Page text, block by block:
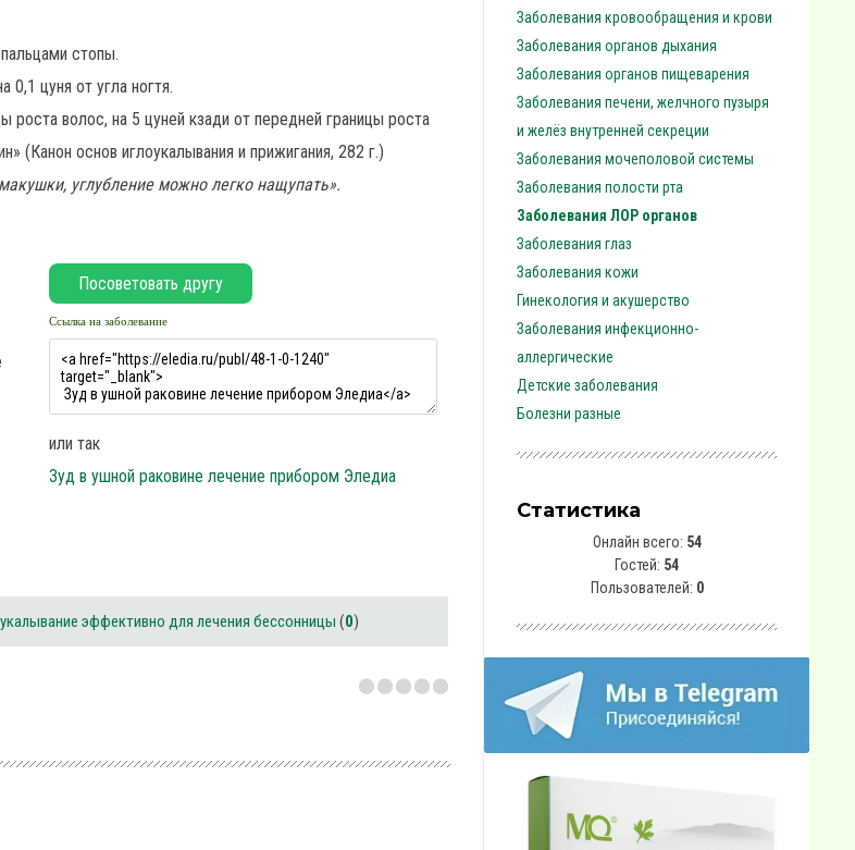
стопы.
0,1 цуня от угла ногтя.
роста волос, на 5 цуней кзади от передней границы роста
(Канон основ иглоукалывания и прижигания, 282 г.)
углубление можно легко нащупать».
Ссылка на заболевание
или так
Зуд в ушной раковине лечение прибором Эледиа
эффективно для лечения бессонницы (0)
Заболевания кровообращения и крови
Заболевания органов дыхания
Заболевания органов пищеварения
Заболевания печени, желчного пузыря
и желёз внутренней секреции
Заболевания мочеполовой системы
Заболевания полости рта
Заболевания ЛОР органов
Заболевания глаз
Заболевания кожи
Гинекология и акушерство
Заболевания инфекционно-
аллергические
Детские заболевания
Болезни разные
Статистика
Онлайн всего: 54
Гостей: 54
Пользователей: 0